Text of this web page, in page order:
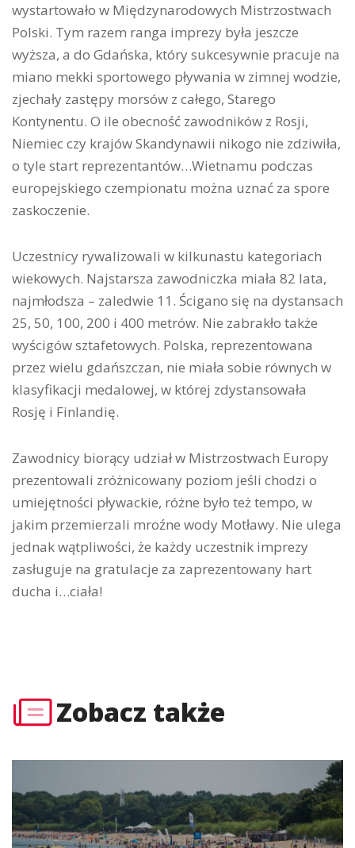
wystartowało w Międzynarodowych Mistrzostwach
Polski. Tym razem ranga imprezy była jeszcze
wyższa, a do Gdańska, który sukcesywnie pracuje na
miano mekki sportowego pływania w zimnej wodzie,
zjechały zastępy morsów z całego, Starego
Kontynentu. O ile obecność zawodników z Rosji,
Niemiec czy krajów Skandynawii nikogo nie zdziwiła,
o tyle start reprezentantów…Wietnamu podczas
europejskiego czempionatu można uznać za spore
zaskoczenie.
Uczestnicy rywalizowali w kilkunastu kategoriach
wiekowych. Najstarsza zawodniczka miała 82 lata,
najmłodsza – zaledwie 11. Ścigano się na dystansach
25, 50, 100, 200 i 400 metrów. Nie zabrakło także
wyścigów sztafetowych. Polska, reprezentowana
przez wielu gdańszczan, nie miała sobie równych w
klasyfikacji medalowej, w której zdystansowała
Rosję i Finlandię.
Zawodnicy biorący udział w Mistrzostwach Europy
prezentowali zróżnicowany poziom jeśli chodzi o
umiejętności pływackie, różne było też tempo, w
jakim przemierzali mroźne wody Motławy. Nie ulega
jednak wątpliwości, że każdy uczestnik imprezy
zasługuje na gratulacje za zaprezentowany hart
ducha i…ciała!
Zobacz także